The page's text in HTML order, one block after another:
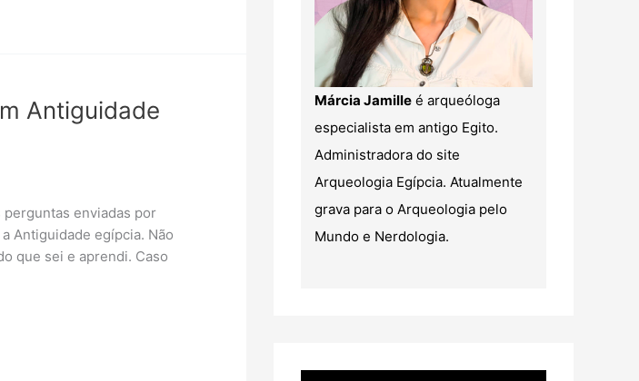
Antiguidade
enviadas por
Antiguidade egípcia. Não
que sei e aprendi. Caso
Márcia Jamille é arqueóloga
especialista em antigo Egito.
Administradora do site
Arqueologia Egípcia. Atualmente
grava para o Arqueologia pelo
Mundo e Nerdologia.